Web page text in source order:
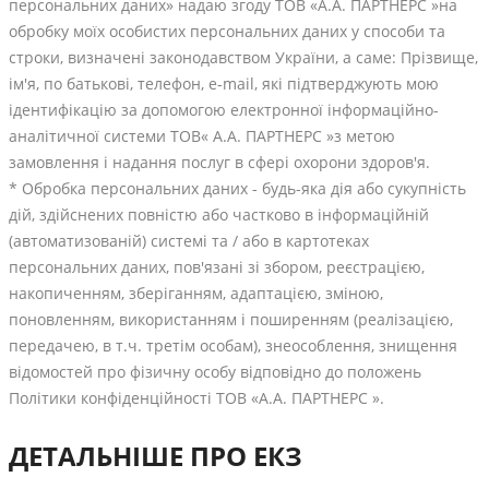
персональних даних» надаю згоду ТОВ «А.А. ПАРТНЕРС »на
обробку моїх особистих персональних даних у способи та
строки, визначені законодавством України, а саме: Прізвище,
ім'я, по батькові, телефон, е-mail, які підтверджують мою
ідентифікацію за допомогою електронної інформаційно-
аналітичної системи ТОВ« А.А. ПАРТНЕРС »з метою
замовлення і надання послуг в сфері охорони здоров'я.
* Обробка персональних даних - будь-яка дія або сукупність
дій, здійснених повністю або частково в інформаційній
(автоматизованій) системі та / або в картотеках
персональних даних, пов'язані зі збором, реєстрацією,
накопиченням, зберіганням, адаптацією, зміною,
поновленням, використанням і поширенням (реалізацією,
передачею, в т.ч. третім особам), знеособлення, знищення
відомостей про фізичну особу відповідно до положень
Політики конфіденційності ТОВ «А.А. ПАРТНЕРС ».
ДЕТАЛЬНІШЕ ПРО ЕКЗ